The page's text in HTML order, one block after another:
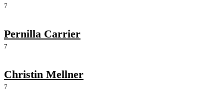
7
Pernilla Carrier
7
Christin Mellner
7